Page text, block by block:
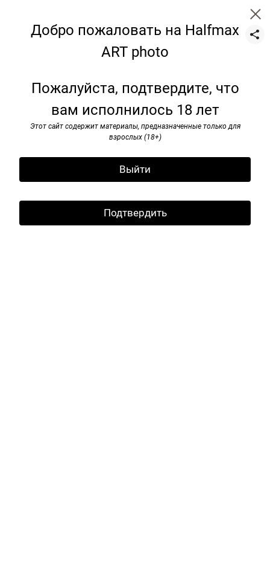
Добро пожаловать на Halfmax
ART photo
Пожалуйста, подтвердите, что
вам исполнилось 18 лет
Этот сайт содержит материалы, предназначенные только для
взрослых (18+)
Выйти
Подтвердить
still-life